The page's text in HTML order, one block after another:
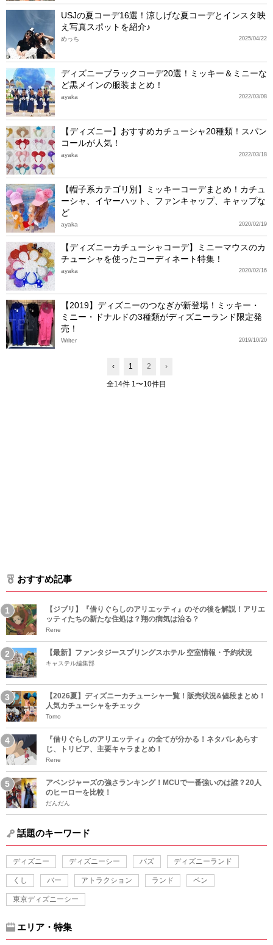
USJの夏コーデ16選！涼しげな夏コーデとインスタ映
え写真スポットを紹介♪
2025/04/22
めっち
ディズニーブラックコーデ20選！ミッキー＆ミニーな
ど黒メインの服装まとめ！
2022/03/08
ayaka
【ディズニー】おすすめカチューシャ20種類！スパン
コールが人気！
2022/03/18
ayaka
【帽子系カテゴリ別】ミッキーコーデまとめ！カチュ
ーシャ、イヤーハット、ファンキャップ、キャップな
ど
2020/02/19
ayaka
【ディズニーカチューシャコーデ】ミニーマウスのカ
チューシャを使ったコーディネート特集！
2020/02/16
ayaka
【2019】ディズニーのつなぎが新登場！ミッキー・
ミニー・ドナルドの3種類がディズニーランド限定発
売！
2019/10/20
Writer
‹ 1 2 ›
全14件 1〜10件目
おすすめ記事
【ジブリ】『借りぐらしのアリエッティ』のその後を解説！アリエ
ッティたちの新たな住処は？翔の病気は治る？
Rene
【最新】ファンタジースプリングスホテル 空室情報・予約状況
キャステル編集部
【2026夏】ディズニーカチューシャ一覧！販売状況&値段まとめ！
人気カチューシャをチェック
Tomo
『借りぐらしのアリエッティ』の全てが分かる！ネタバレあらす
じ、トリビア、主要キャラまとめ！
Rene
アベンジャーズの強さランキング！MCUで一番強いのは誰？20人
のヒーローを比較！
だんだん
話題のキーワード
ディズニー ディズニーシー バズ ディズニーランド
くし バー アトラクション ランド ペン
東京ディズニーシー
エリア・特集